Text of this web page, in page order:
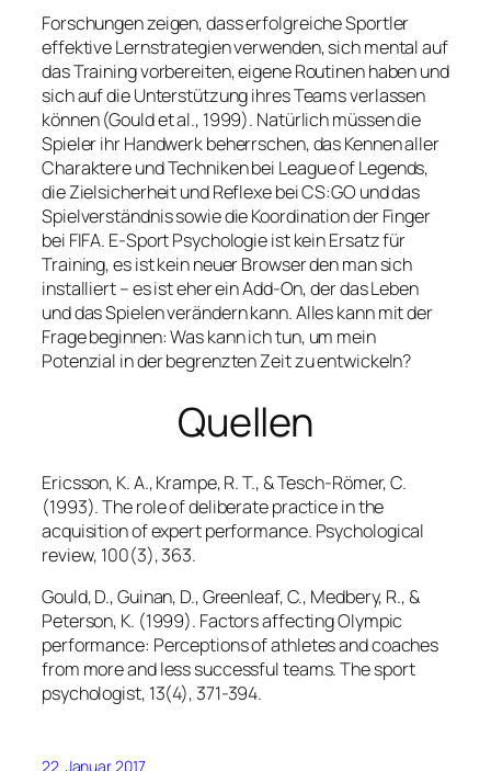
Forschungen zeigen, dass erfolgreiche Sportler
effektive Lernstrategien verwenden, sich mental auf
das Training vorbereiten, eigene Routinen haben und
sich auf die Unterstützung ihres Teams verlassen
können (Gould et al., 1999). Natürlich müssen die
Spieler ihr Handwerk beherrschen, das Kennen aller
Charaktere und Techniken bei League of Legends,
die Zielsicherheit und Reflexe bei CS:GO und das
Spielverständnis sowie die Koordination der Finger
bei FIFA. E-Sport Psychologie ist kein Ersatz für
Training, es ist kein neuer Browser den man sich
installiert – es ist eher ein Add-On, der das Leben
und das Spielen verändern kann. Alles kann mit der
Frage beginnen: Was kann ich tun, um mein
Potenzial in der begrenzten Zeit zu entwickeln?
Quellen
Ericsson, K. A., Krampe, R. T., & Tesch-Römer, C.
(1993). The role of deliberate practice in the
acquisition of expert performance. Psychological
review, 100(3), 363.
Gould, D., Guinan, D., Greenleaf, C., Medbery, R., &
Peterson, K. (1999). Factors affecting Olympic
performance: Perceptions of athletes and coaches
from more and less successful teams.The sport
psychologist, 13(4), 371-394.
22. Januar 2017